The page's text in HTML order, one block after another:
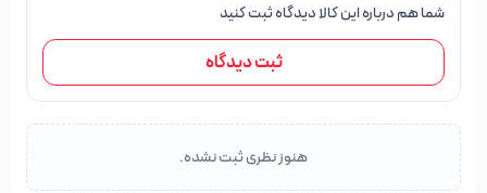
شما هم درباره این کالا دیدگاه ثبت کنید
ثبت دیدگاه
هنوز نظری ثبت نشده.